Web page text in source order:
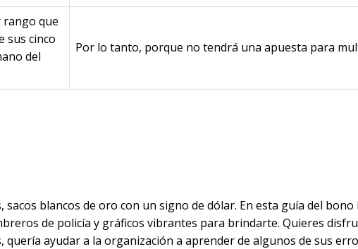
rango que
sus cinco
del
Por lo tanto, porque no tendrá una apuesta para
sacos blancos de oro con un signo de dólar. En esta guía del
de policía y gráficos vibrantes para brindarte. Quieres
quería ayudar a la organización a aprender de algunos de sus